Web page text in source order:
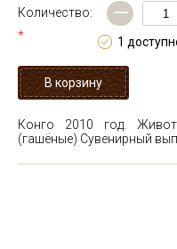
Количество:
*
—
1
Конго 2010 год.
(гашёные) Сувенирный